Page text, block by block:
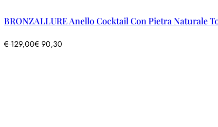
BRONZALLURE Anello Cocktail Con Pietra Naturale
€129,00€ 90,30